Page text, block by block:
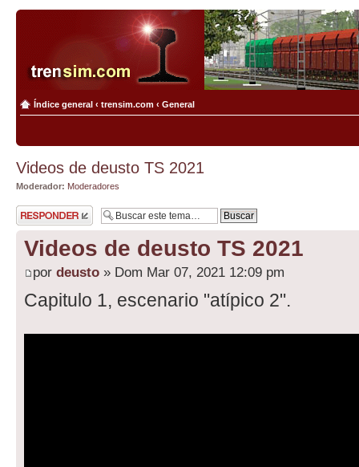
Índice general ‹ trensim.com ‹ General
Videos de deusto TS 2021
Moderador: Moderadores
Publicar una
respuesta
Videos de deusto TS 2021
por deusto » Dom Mar 07, 2021 12:09 pm
Capitulo 1, escenario "atípico 2".